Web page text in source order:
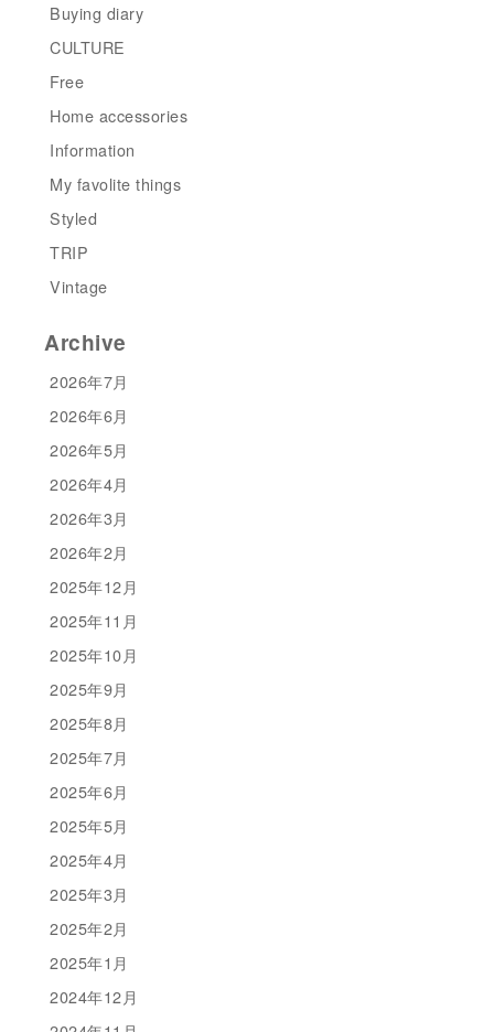
Buying diary
CULTURE
Free
Home accessories
Information
My favolite things
Styled
TRIP
Vintage
Archive
2026年7月
2026年6月
2026年5月
2026年4月
2026年3月
2026年2月
2025年12月
2025年11月
2025年10月
2025年9月
2025年8月
2025年7月
2025年6月
2025年5月
2025年4月
2025年3月
2025年2月
2025年1月
2024年12月